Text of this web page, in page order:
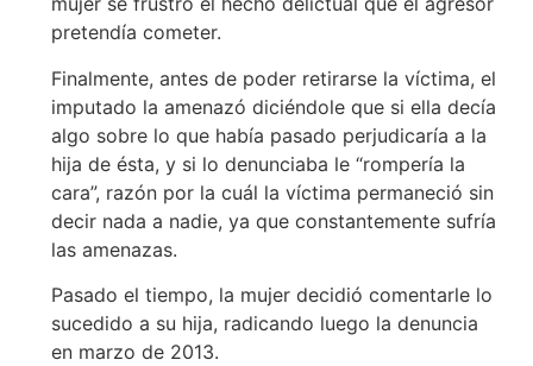
pretendía cometer.
Finalmente, antes de poder retirarse la víctima, el
imputado la amenazó diciéndole que si ella decía
algo sobre lo que había pasado perjudicaría a la
hija de ésta, y si lo denunciaba le “rompería la
cara”, razón por la cuál la víctima permaneció sin
decir nada a nadie, ya que constantemente sufría
las amenazas.
Pasado el tiempo, la mujer decidió comentarle lo
sucedido a su hija, radicando luego la denuncia
en marzo de 2013.